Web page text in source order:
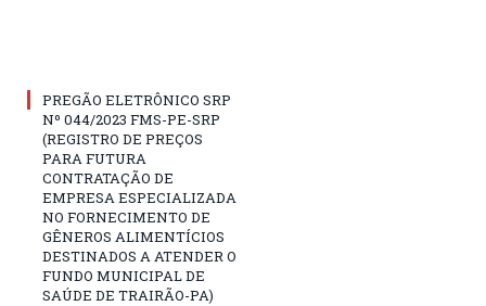
PREGÃO ELETRÔNICO SRP
Nº 044/2023 FMS-PE-SRP
(REGISTRO DE PREÇOS
PARA FUTURA
CONTRATAÇÃO DE
EMPRESA ESPECIALIZADA
NO FORNECIMENTO DE
GÊNEROS ALIMENTÍCIOS
DESTINADOS A ATENDER O
FUNDO MUNICIPAL DE
SAÚDE DE TRAIRÃO-PA)